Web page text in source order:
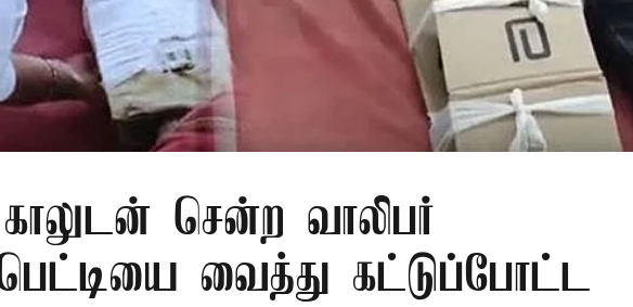
சென்ற வாலிபர்
வைத்து கட்டுப்போட்ட